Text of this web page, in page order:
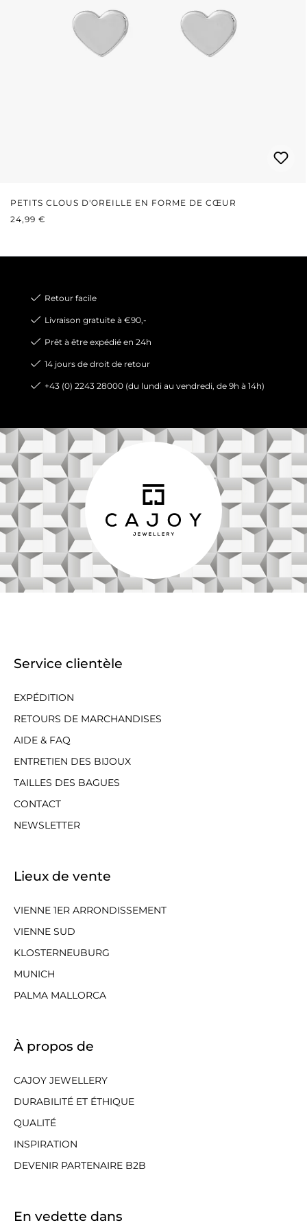
PETITS CLOUS D'OREILLE EN FORME DE CŒUR
PRIX RÉGULIER :
24,99 €
Retour facile
Livraison gratuite à €90,-
Prêt à être expédié en 24h
14 jours de droit de retour
+43 (0) 2243 28000 (du lundi au vendredi, de 9h à 14h)
Service clientèle
EXPÉDITION
RETOURS DE MARCHANDISES
AIDE & FAQ
ENTRETIEN DES BIJOUX
TAILLES DES BAGUES
CONTACT
NEWSLETTER
Lieux de vente
VIENNE 1ER ARRONDISSEMENT
VIENNE SUD
KLOSTERNEUBURG
MUNICH
PALMA MALLORCA
À propos de
CAJOY JEWELLERY
DURABILITÉ ET ÉTHIQUE
QUALITÉ
INSPIRATION
DEVENIR PARTENAIRE B2B
En vedette dans